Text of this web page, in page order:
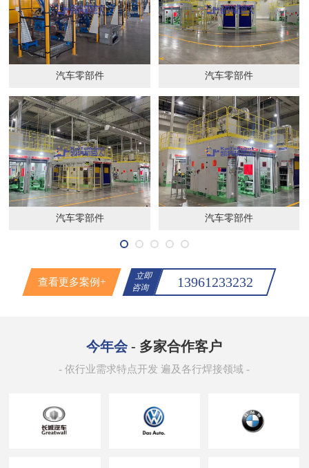
汽车零部件
汽车零部件
汽车零部件
汽车零部件
查看更多案例+
立即
咨询
13961233232
今年会- 多家合作客户
- 依行业需求特点开发 遍及各行焊接领域 -